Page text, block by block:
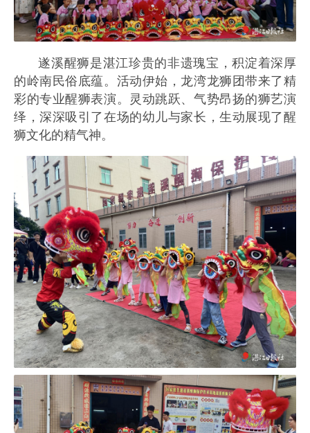
遂溪醒狮是湛江珍贵的非遗瑰宝，积淀着深厚
的岭南民俗底蕴。活动伊始，龙湾龙狮团带来了精
彩的专业醒狮表演。灵动跳跃、气势昂扬的狮艺演
绎，深深吸引了在场的幼儿与家长，生动展现了醒
狮文化的精气神。